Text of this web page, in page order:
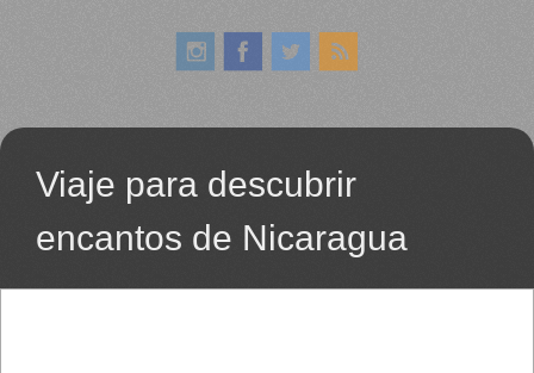
Viaje para descubrir
encantos de Nicaragua